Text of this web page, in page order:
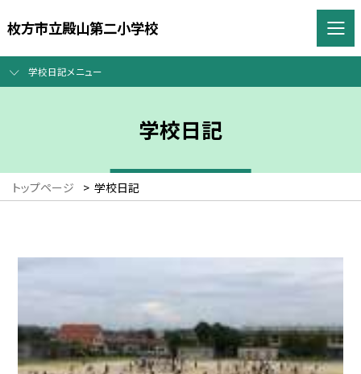
枚方市立殿山第二小学校
学校日記メニュー
学校日記
トップページ > 学校日記